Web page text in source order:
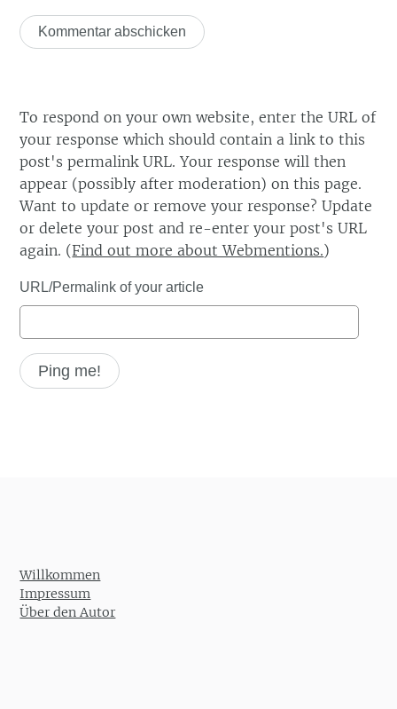
To respond on your own website, enter the URL of
your response which should contain a link to this
post's permalink URL. Your response will then
appear (possibly after moderation) on this page.
Want to update or remove your response? Update
or delete your post and re-enter your post's URL
again. (Find out more about Webmentions.)
URL/Permalink of your article
Willkommen
Impressum
Über den Autor